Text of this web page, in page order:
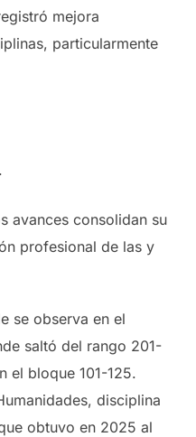
mejora
particularmente
avances consolidan su
profesional de las y
se observa en el
saltó del rango 201-
el bloque 101-125.
disciplina
obtuvo en 2025 al